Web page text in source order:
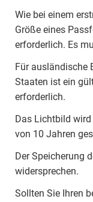
Wie bei einem
Größe eines
erforderlich. Es
Für ausländische
Staaten ist ein
erforderlich.
Das Lichtbild
von 10 Jahren
Der Speicherung
widersprechen.
Sollten Sie Ihren